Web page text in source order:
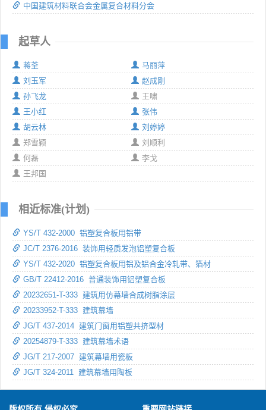
中国建筑材料联合会金属复合材料分会
起草人
蒋荃
马丽萍
刘玉军
赵成刚
孙飞龙
王啸
王小红
张伟
胡云林
刘婷婷
郑雪颖
刘顺利
何磊
李戈
王邦国
相近标准(计划)
YS/T 432-2000 铝塑复合板用铝带
JC/T 2376-2016 装饰用轻质发泡铝塑复合板
YS/T 432-2020 铝塑复合板用铝及铝合金冷轧带、箔材
GB/T 22412-2016 普通装饰用铝塑复合板
20232651-T-333 建筑用仿幕墙合成树脂涂层
20233952-T-333 建筑幕墙
JG/T 437-2014 建筑门窗用铝塑共挤型材
20254879-T-333 建筑幕墙术语
JG/T 217-2007 建筑幕墙用瓷板
JG/T 324-2011 建筑幕墙用陶板